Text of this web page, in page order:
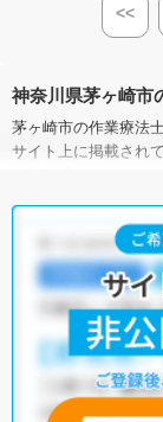
<<
神奈川県茅ヶ崎市
茅ヶ崎市の作業療法
サイト上に掲載され
に
茅ヶ崎市の作業療法
土日祝休・積極
クリニック・介護
・保育園
他の条件でも人気の
いただくか、お気軽
全国の作業療法士求人